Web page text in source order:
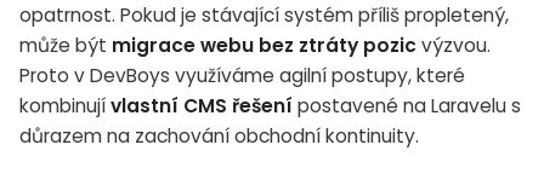
opatrnost. Pokud je stávající systém příliš propletený,
může být migrace webu bez ztráty pozic výzvou.
Proto v DevBoys využíváme agilní postupy, které
kombinujívlastní CMS řešení postavené na Laravelu s
důrazem na zachování obchodní kontinuity.